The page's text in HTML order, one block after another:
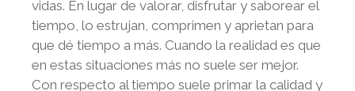
vidas. En lugar de valorar, disfrutar y saborear el
tiempo, lo estrujan, comprimen y aprietan para
que dé tiempo a más. Cuando la realidad es que
en estas situaciones más no suele ser mejor.
Con respecto al tiempo suele primar la calidad y